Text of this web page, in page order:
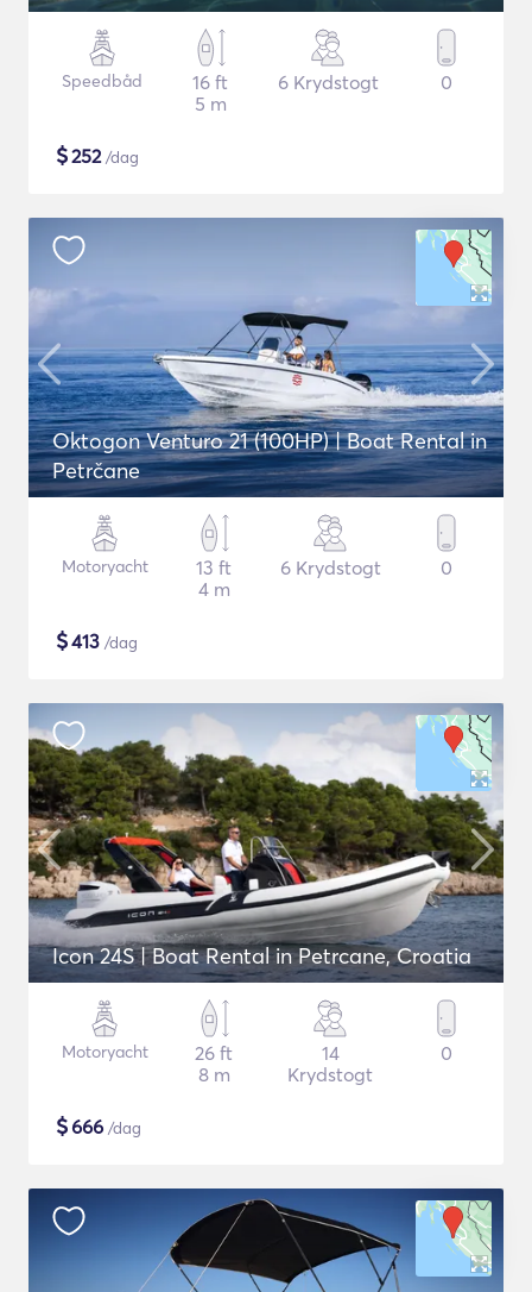
Speedbåd
16 ft
5 m
6 Krydstogt 0
$252/dag
Oktogon Venturo 21 (100HP) | Boat Rental in
Petrčane
Motoryacht
13 ft
4 m
6 Krydstogt 0
$413 /dag
Icon 24S | Boat Rental in Petrcane, Croatia
Motoryacht
26 ft
8 m
14
Krydstogt
0
$666 /dag